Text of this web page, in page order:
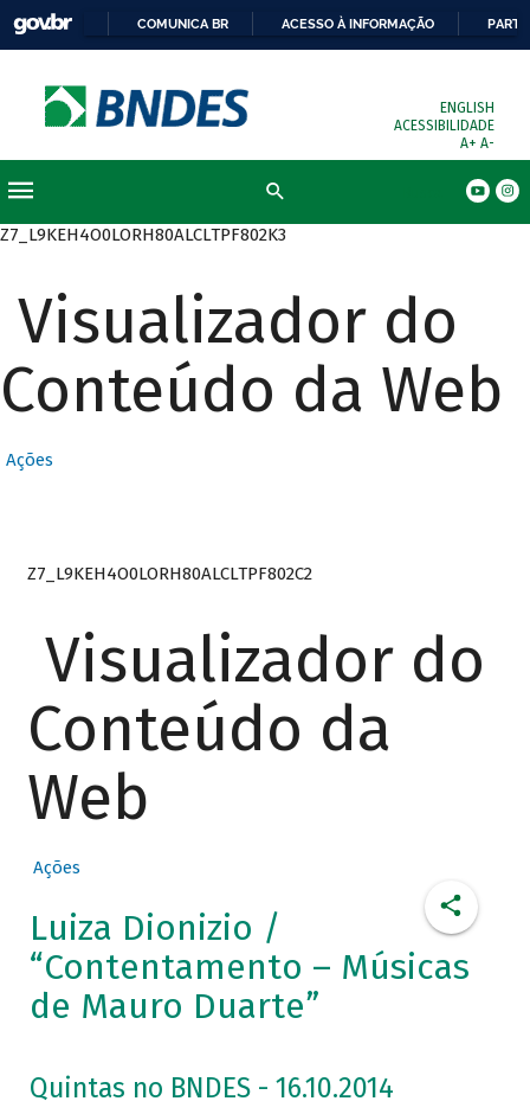
COMUNICA BR ACESSO À INFORMAÇÃO
ENGLISH
ACESSIBILIDADE
A+ A-
Z7_L9KEH4O0LORH80ALCLTPF802K3
Visualizador do
Conteúdo da Web
Ações
Z7_L9KEH4O0LORH80ALCLTPF802C2
Visualizador do
Conteúdo da
Web
Ações
Luiza Dionizio /
“Contentamento – Músicas
de Mauro Duarte”
Quintas no BNDES - 16.10.2014